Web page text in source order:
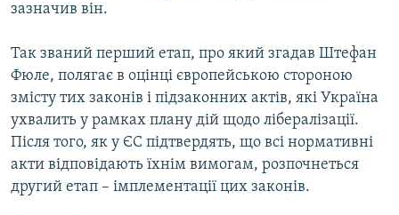
зазначив він.
Так званий перший етап, про який згадав Штефан
Фюле, полягає в оцінці європейською стороною
змісту тих законів і підзаконних актів, які Україна
ухвалить у рамках плану дій щодо лібералізації.
Після того, як у ЄС підтвердять, що всі нормативні
акти відповідають їхнім вимогам, розпочнеться
другий етап – імплементації цих законів.